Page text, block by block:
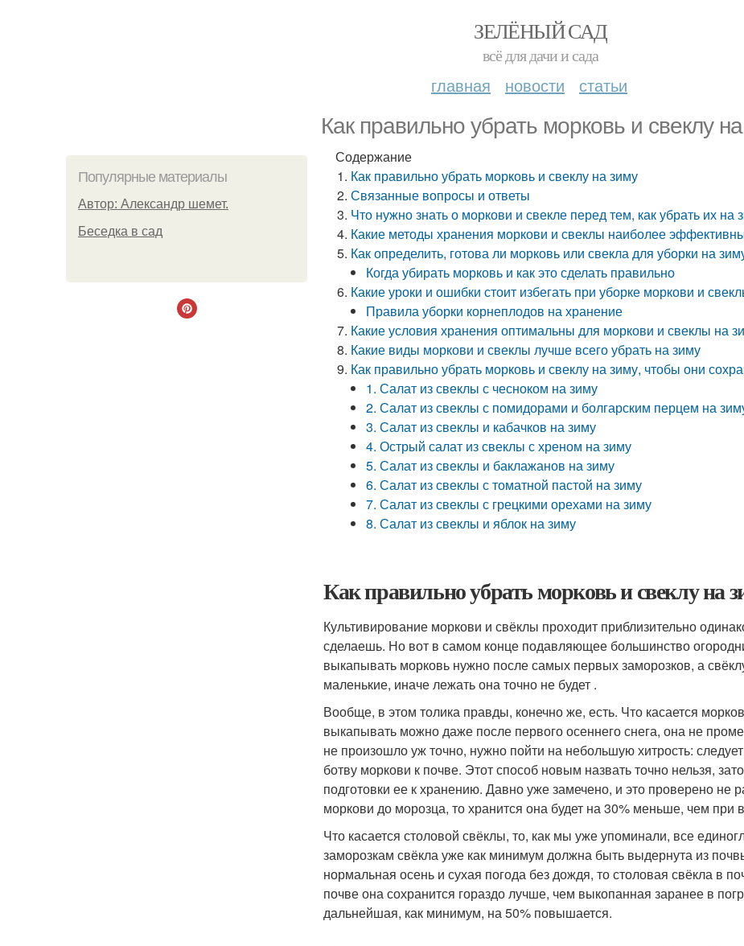
ЗЕЛЁНЫЙ САД
всё для дачи и сада
главная новости статьи
Как правильно убрать морковь и свеклу
Популярные материалы
Автор: Александр шемет.
Беседка в сад
Содержание
Как правильно убрать морковь и свеклу на зиму
Связанные вопросы и ответы
Что нужно знать о моркови и свекле перед тем, как убрать их на
Какие методы хранения моркови и свеклы наиболее
Как определить, готова ли морковь или свекла для уборки на
Когда убирать морковь и как это сделать правильно
Какие уроки и ошибки стоит избегать при уборке моркови и
Правила уборки корнеплодов на хранение
Какие условия хранения оптимальны для моркови и свеклы на
Какие виды моркови и свеклы лучше всего убрать на зиму
Как правильно убрать морковь и свеклу на зиму, чтобы они
1. Салат из свеклы с чесноком на зиму
2. Салат из свеклы с помидорами и болгарским перцем на
3. Салат из свеклы и кабачков на зиму
4. Острый салат из свеклы с хреном на зиму
5. Салат из свеклы и баклажанов на зиму
6. Салат из свеклы с томатной пастой на зиму
7. Салат из свеклы с грецкими орехами на зиму
8. Салат из свеклы и яблок на зиму
Как правильно убрать морковь и свеклу на
Культивирование моркови и свёклы проходит приблизительно
сделаешь. Но вот в самом конце подавляющее большинство
выкапывать морковь нужно после самых первых заморозков, а
маленькие, иначе лежать она точно не будет .
Вообще, в этом толика правды, конечно же, есть. Что касается
выкапывать можно даже после первого осеннего снега, она не
не произошло уж точно, нужно пойти на небольшую хитрость:
ботву моркови к почве. Этот способ новым назвать точно нельзя,
подготовки ее к хранению. Давно уже замечено, и это проверено не
моркови до морозца, то хранится она будет на 30% меньше, чем при
Что касается столовой свёклы, то, как мы уже упоминали, все
заморозкам свёкла уже как минимум должна быть выдернута из
нормальная осень и сухая погода без дождя, то столовая свёкла в
почве она сохранится гораздо лучше, чем выкопанная заранее в
дальнейшая, как минимум, на 50% повышается.